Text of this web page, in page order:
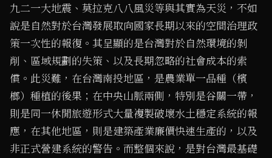
九二一大地震、莫拉克八八風災等與其實為天災，不如
說是自然對於台灣發展取向國家長期以來的空間治理政
策一次性的報復。其呈顯的是台灣對於自然環境的剝
削、區域規劃的失策、以及長期忽略的社會成本的索
償。此災難，在台灣南投地區，是農業單一品種（檳
榔）種植的後果；在中央山脈兩側，特別是谷關一帶，
則是同一休閒旅遊形式大量複製破壞水土穩定系統的報
應，在其他地區，則是建築產業廉價快速生產的，以及
非正式營建系統的警告。而整個來說，是對台灣最基礎